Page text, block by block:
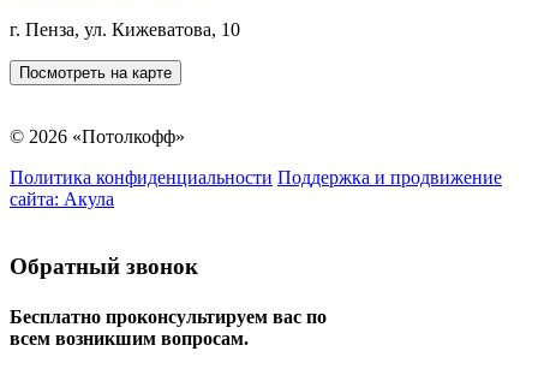
г. Пенза, ул. Кижеватова, 10
Посмотреть на карте
© 2026 «Потолкофф»
Политика конфиденциальности Поддержка и продвижение
сайта: Акула
Обратный звонок
Бесплатно проконсультируем вас по
всем возникшим вопросам.